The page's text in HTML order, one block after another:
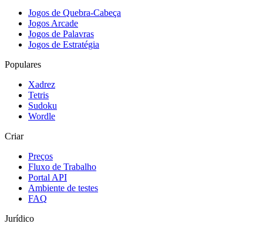
Jogos de Quebra-Cabeça
Jogos Arcade
Jogos de Palavras
Jogos de Estratégia
Populares
Xadrez
Tetris
Sudoku
Wordle
Criar
Preços
Fluxo de Trabalho
Portal API
Ambiente de testes
FAQ
Jurídico